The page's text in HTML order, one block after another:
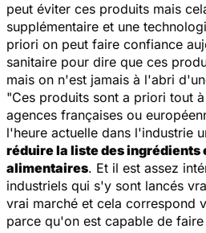
peut éviter ces produits mais
supplémentaire et une
priori on peut faire confiance
sanitaire pour dire que ces
mais on n'est jamais à l'abri
"Ces produits sont a priori tout
agences françaises ou
l'heure actuelle dans l'industrie
réduire la liste des ingrédients
alimentaires. Et il est assez
industriels qui s'y sont lancés
vrai marché et cela correspond
parce qu'on est capable de